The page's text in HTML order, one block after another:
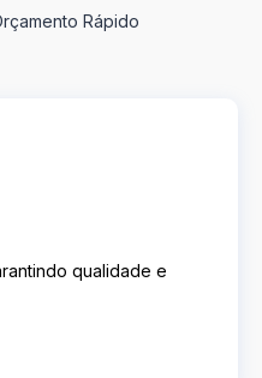
Rápido
qualidade e